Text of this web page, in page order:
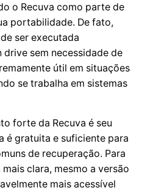
o Recuva como parte de
portabilidade. De fato,
ser executada
sem necessidade de
útil em situações
se trabalha em sistemas
forte da Recuva é seu
é gratuita e suficiente para
de recuperação. Para
clara, mesmo a versão
mais acessível